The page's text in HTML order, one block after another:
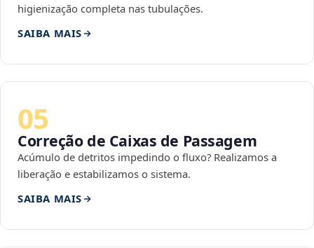
higienização completa nas tubulações.
SAIBA MAIS
05
Correção de Caixas de Passagem
Acúmulo de detritos impedindo o fluxo? Realizamos a
liberação e estabilizamos o sistema.
SAIBA MAIS